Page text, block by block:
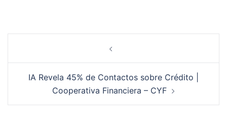
IA Revela 45% de Contactos sobre Crédito |
Cooperativa Financiera – CYF